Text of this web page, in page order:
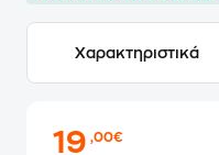
Χαρακτηριστικά
19,00€